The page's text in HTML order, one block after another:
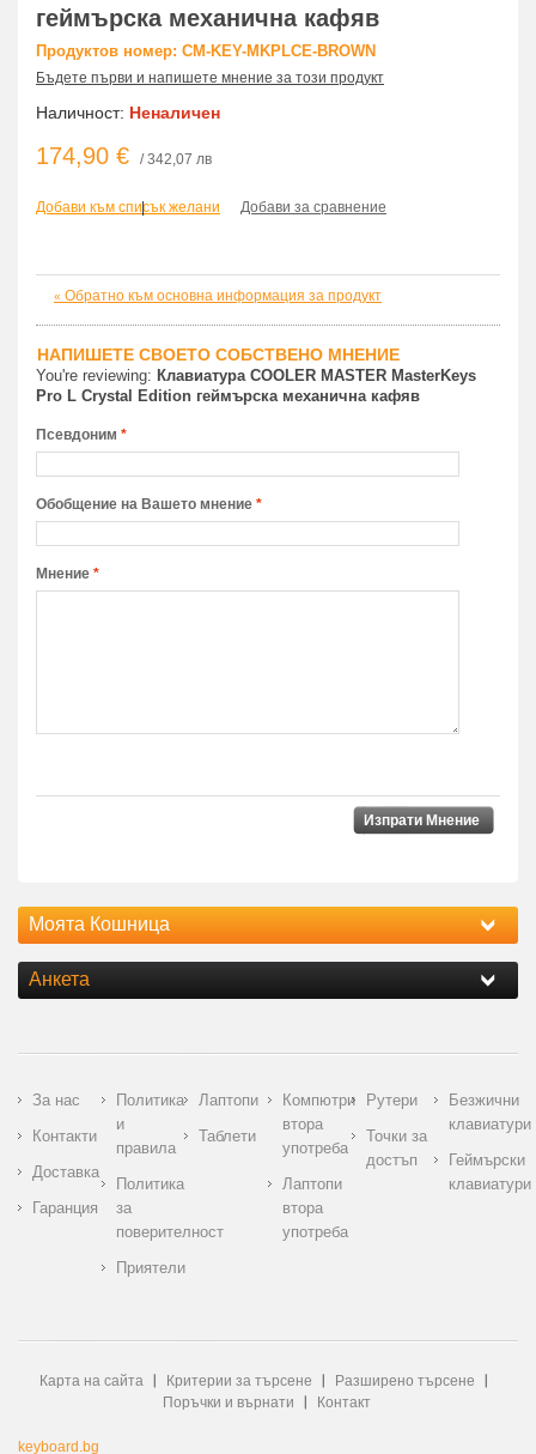
геймърска механична кафяв
Продуктов номер: CM-KEY-MKPLCE-BROWN
Бъдете първи и напишете мнение за този продукт
Наличност: Неналичен
174,90 € / 342,07 лв
Добави към списък желани
| Добави за сравнение
« Обратно към основна информация за продукт
НАПИШЕТЕ СВОЕТО СОБСТВЕНО МНЕНИЕ
You're reviewing: Клавиатура COOLER MASTER MasterKeys
Pro L Crystal Edition геймърска механична кафяв
*
Псевдоним
*
Обобщение на Вашето мнение
*
Мнение
Изпрати Мнение
Моята Кошница
Анкета
За нас
Контакти
Доставка
Гаранция
Политика
и
правила
Политика
за
поверителност
Приятели
Лаптопи
Таблети
Компютри
втора
употреба
Лаптопи
втора
употреба
Рутери
Точки за
достъп
Безжични
клавиатури
Геймърски
клавиатури
Карта на сайта Критерии за търсене
Разширено търсене
Поръчки и върнати
Контакт
keyboard.bg